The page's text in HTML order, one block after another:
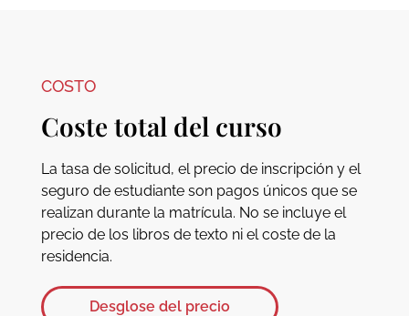
COSTO
Coste total del curso
La tasa de solicitud, el precio de inscripción y el
seguro de estudiante son pagos únicos que se
realizan durante la matrícula. No se incluye el
precio de los libros de texto ni el coste de la
residencia.
Desglose del precio